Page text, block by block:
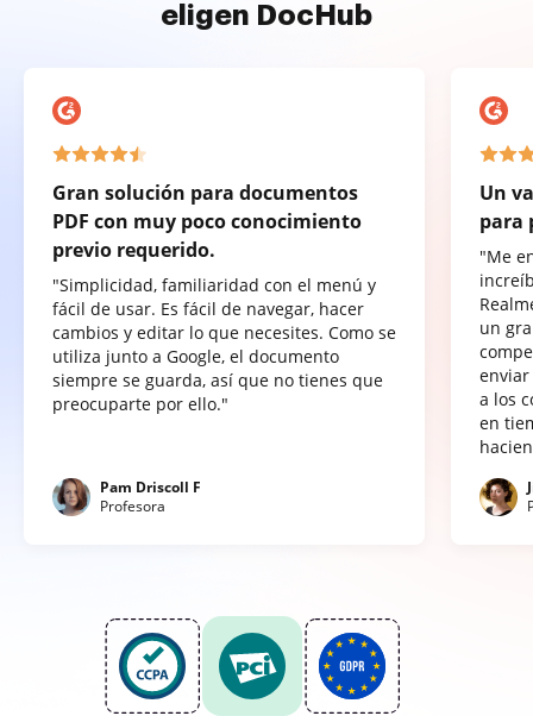
eligen DocHub
Gran solución para documentos
PDF con muy poco conocimiento
previo requerido.
"Simplicidad, familiaridad con el menú y
fácil de usar. Es fácil de navegar, hacer
cambios y editar lo que necesites. Como se
utiliza junto a Google, el documento
siempre se guarda, así que no tienes que
preocuparte por ello."
Pam Driscoll F
Profesora
Un
para
"Me
un
a los
en